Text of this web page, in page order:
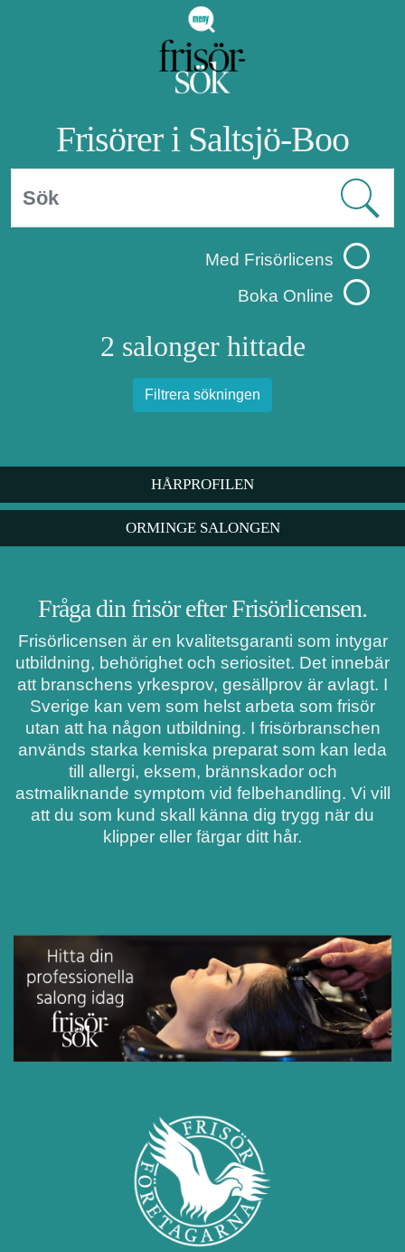
Frisörer i Saltsjö-Boo
Med Frisörlicens
Boka Online
2 salonger hittade
Filtrera sökningen
HÅRPROFILEN
ORMINGE SALONGEN
Fråga din frisör efter Frisörlicensen.
Frisörlicensen är en kvalitetsgaranti som intygar
utbildning, behörighet och seriositet. Det innebär
att branschens yrkesprov, gesällprov är avlagt. I
Sverige kan vem som helst arbeta som frisör
utan att ha någon utbildning. I frisörbranschen
används starka kemiska preparat som kan leda
till allergi, eksem, brännskador och
astmaliknande symptom vid felbehandling. Vi vill
att du som kund skall känna dig trygg när du
klipper eller färgar ditt hår.